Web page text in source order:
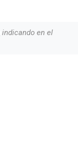
indicando en el